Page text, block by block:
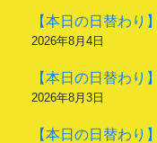
【本日の日替わり
2026年8月4日
【本日の日替わり
2026年8月3日
【本日の日替わり